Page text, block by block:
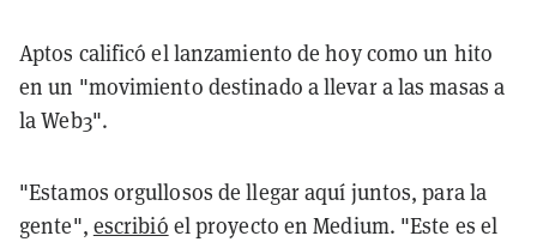
Aptos calificó el lanzamiento de hoy como un hito
en un "movimiento destinado a llevar a las masas a
la Web3".
"Estamos orgullosos de llegar aquí juntos, para la
gente", escribió el proyecto en Medium. "Este es el